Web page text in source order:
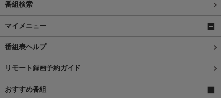
番組検索
マイメニュー
番組表ヘルプ
リモート録画予約ガイド
おすすめ番組